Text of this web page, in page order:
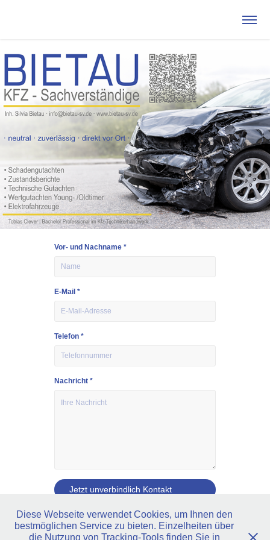
Vor- und Nachname *
E-Mail *
Telefon *
Nachricht *
Jetzt unverbindlich Kontakt
aufnehmen
Diese Webseite verwendet Cookies, um Ihnen den
bestmöglichen Service zu bieten. Einzelheiten über
die Nutzung von Tracking-Tools finden Sie in